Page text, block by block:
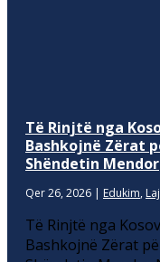
Të Rinjtë nga
Bashkojnë Zërat
Shëndetin Mendor
Qer 26, 2026 | Edukim,
Të Rinjtë nga
Bashkojnë Zërat